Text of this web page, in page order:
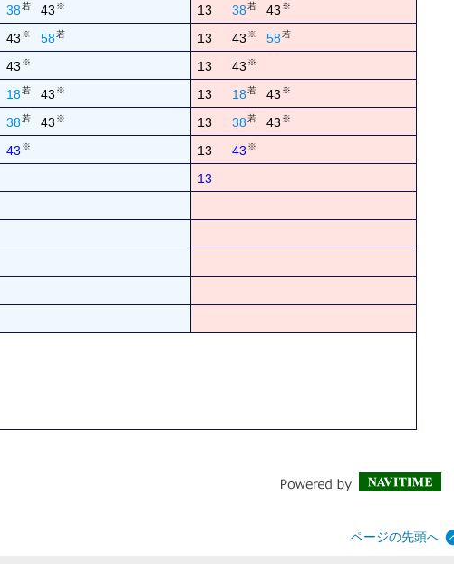
38若 43 ※ 13 38若 43 ※
43 ※ 58若 13 43 ※ 58若
43 ※ 13 43 ※
18若 43 ※ 13 18若 43 ※
38若 43 ※ 13 38若 43 ※
43 ※ 13 43 ※
13
ページの先頭へ